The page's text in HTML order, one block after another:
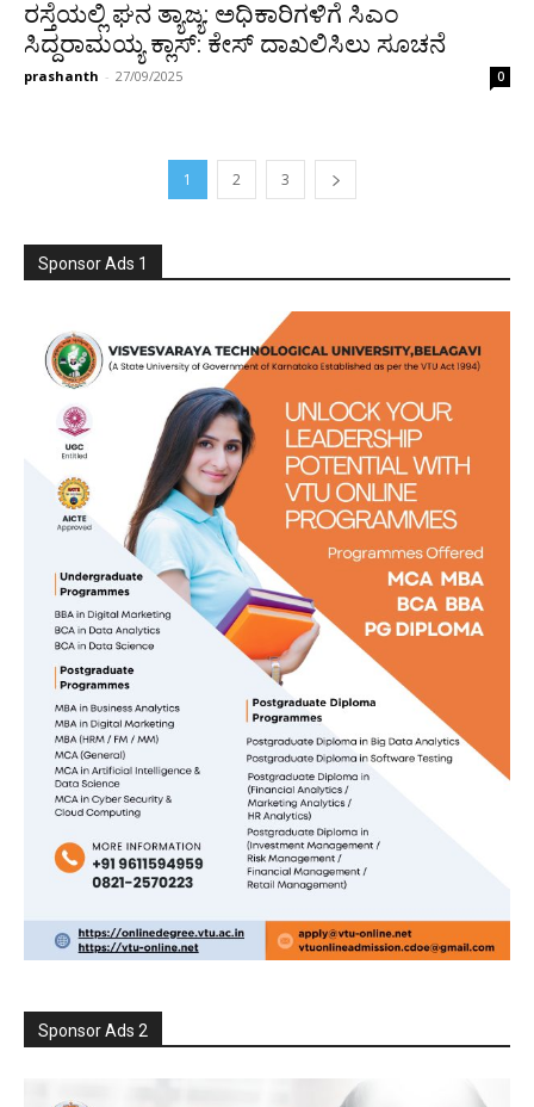
ರಸ್ತೆಯಲ್ಲಿ ಘನ ತ್ಯಾಜ್ಯ: ಅಧಿಕಾರಿಗಳಿಗೆ ಸಿಎಂ
ಸಿದ್ದರಾಮಯ್ಯ ಕ್ಲಾಸ್: ಕೇಸ್ ದಾಖಲಿಸಿಲು ಸೂಚನೆ
prashanth - 27/09/2025 0
1 2 3
Sponsor Ads 1
Sponsor Ads 2